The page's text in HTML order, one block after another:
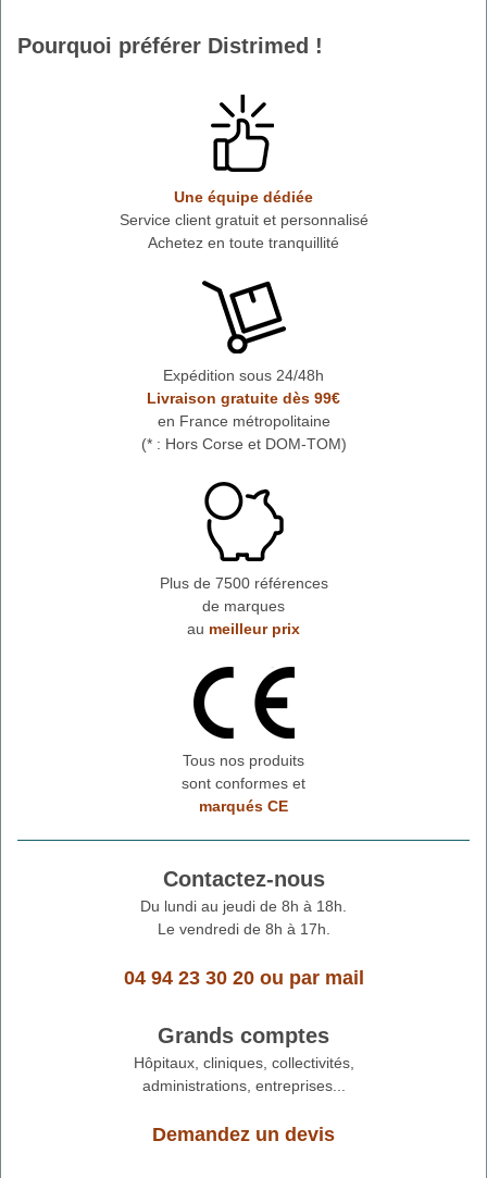
Pourquoi préférer Distrimed !
Une équipe dédiée
Service client gratuit et personnalisé
Achetez en toute tranquillité
Expédition sous 24/48h
Livraison gratuite dès 99€
en France métropolitaine
(* : Hors Corse et DOM-TOM)
Plus de 7500 références
de marques
au meilleur prix
Tous nos produits
sont conformes et
marqués CE
Contactez-nous
Du lundi au jeudi de 8h à 18h.
Le vendredi de 8h à 17h.
04 94 23 30 20ou par mail
Grands comptes
Hôpitaux, cliniques, collectivités,
administrations, entreprises...
Demandez un devis